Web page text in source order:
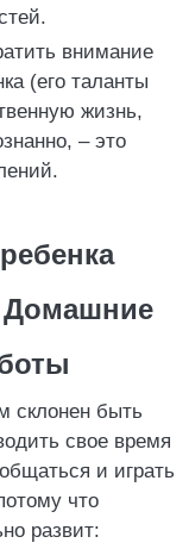
внимание
(его таланты
жизнь,
– это
Домашние
склонен быть
свое время
и играть
что
развит: